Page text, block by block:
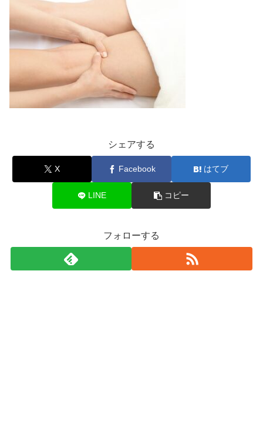
シェアする
X Facebook はてブ
LINE コピー
フォローする